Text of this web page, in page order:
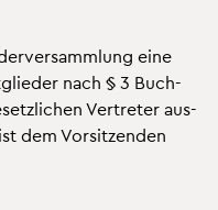
eine
nach § 3 Buch­
Ver­tre­ter aus­
dem Vor­sit­zen­den